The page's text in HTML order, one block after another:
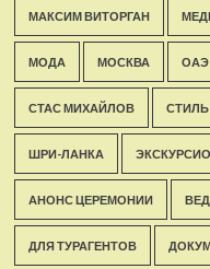
МАКСИМ ВИТОРГАН
МОДА МОСКВА ОАЭ
СТАС МИХАЙЛОВ СТИЛЬ
ШРИ-ЛАНКА
АНОНС ЦЕРЕМОНИИ
ДЛЯ ТУРАГЕНТОВ